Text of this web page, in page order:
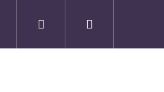
Přihlášení